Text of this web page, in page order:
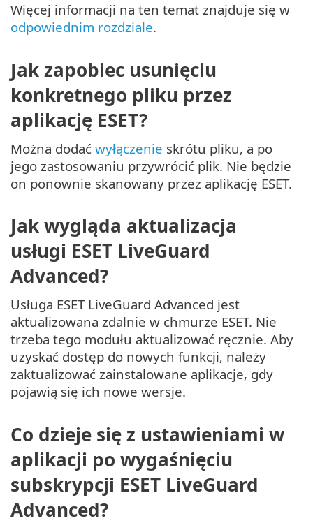
Więcej informacji na ten temat znajduje się w
odpowiednim rozdziale.
Jak zapobiec usunięciu
konkretnego pliku przez
aplikację ESET?
Można dodać wyłączenie skrótu pliku, a po
jego zastosowaniu przywrócić plik. Nie będzie
on ponownie skanowany przez aplikację ESET.
Jak wygląda aktualizacja
usługi ESET LiveGuard
Advanced?
Usługa ESET LiveGuard Advanced jest
aktualizowana zdalnie w chmurze ESET. Nie
trzeba tego modułu aktualizować ręcznie. Aby
uzyskać dostęp do nowych funkcji, należy
zaktualizować zainstalowane aplikacje, gdy
pojawią się ich nowe wersje.
Co dzieje się z ustawieniami w
aplikacji po wygaśnięciu
subskrypcji ESET LiveGuard
Advanced?